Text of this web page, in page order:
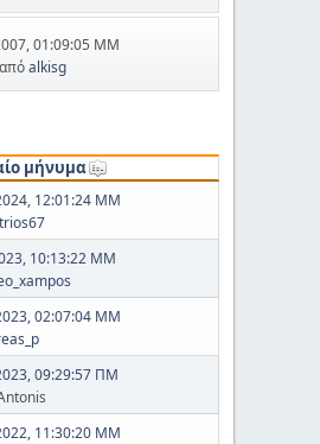
01:09:05 ΜΜ
απόalkisg
μήνυμα
12:01:24 ΜΜ
10:13:22 ΜΜ
02:07:04 ΜΜ
09:29:57 ΠΜ
11:30:20 ΜΜ